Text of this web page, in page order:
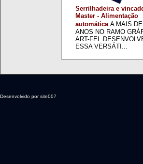
Serrilhadeira e
Master - Alimentação
automática A MAIS
ANOS NO RAMO
ART-FEL
ESSA VERSÁTI...
Desenvolvido por site007